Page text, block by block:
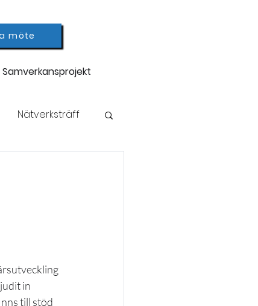
möte
Samverkansprojekt
Nätverksträff
in
till stöd